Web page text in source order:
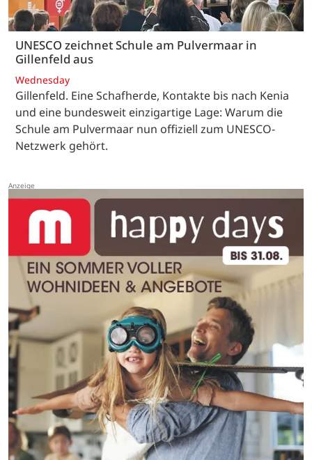
UNESCO zeichnet Schule am Pulvermaar in
Gillenfeld aus
Wednesday
Gillenfeld. Eine Schafherde, Kontakte bis nach Kenia
und eine bundesweit einzigartige Lage: Warum die
Schule am Pulvermaar nun offiziell zum UNESCO-
Netzwerk gehört.